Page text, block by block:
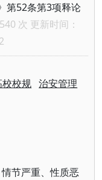
52条第3项释论
次 更新时间：
校校规 治安管理
情节严重、性质恶